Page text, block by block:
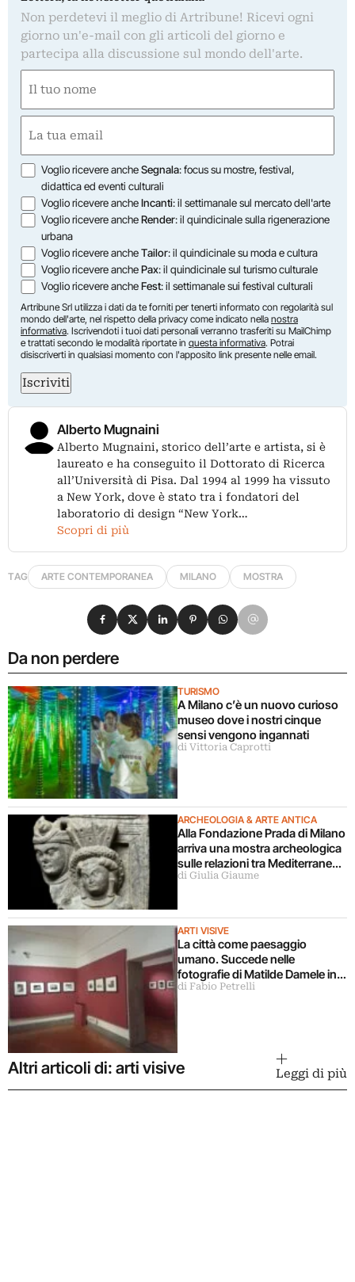
Non perdetevi il meglio di Artribune! Ricevi ogni
giorno un'e-mail con gli articoli del giorno e
partecipa alla discussione sul mondo dell'arte.
(Required)
First
(Required)
Opzioni
Voglio ricevere ancheSegnala: focus su mostre, festival,
didattica ed eventi culturali
Voglio ricevere ancheIncanti: il settimanale sul mercato dell'arte
Voglio ricevere ancheRender: il quindicinale sulla rigenerazione
urbana
Voglio ricevere ancheTailor: il quindicinale su moda e cultura
Voglio ricevere anchePax: il quindicinale sul turismo culturale
Voglio ricevere ancheFest: il settimanale sui festival culturali
Artribune Srl utilizza i dati da te forniti per tenerti informato con regolarità sul
mondo dell'arte, nel rispetto della privacy come indicato nella nostra
informativa. Iscrivendoti i tuoi dati personali verranno trasferiti su MailChimp
e trattati secondo le modalità riportate in questa informativa. Potrai
disiscriverti in qualsiasi momento con l'apposito link presente nelle email.
Iscriviti
Alberto Mugnaini
Alberto Mugnaini, storico dell’arte e artista, si è
laureato e ha conseguito il Dottorato di Ricerca
all’Università di Pisa. Dal 1994 al 1999 ha vissuto
a New York, dove è stato tra i fondatori del
laboratorio di design “New York…
Scopri di più
TAG ARTE CONTEMPORANEA MILANO MOSTRA
Da non perdere
TURISMO
A Milano c’è un nuovo curioso
museo dove i nostri cinque
sensi vengono ingannati
di Vittoria Caprotti
ARCHEOLOGIA & ARTE ANTICA
Alla Fondazione Prada di Milano
arriva una mostra archeologica
sulle relazioni tra Mediterraneo
e Asia
di Giulia Giaume
ARTI VISIVE
La città come paesaggio
umano. Succede nelle
fotografie di Matilde Damele in
mostra a Roma
di Fabio Petrelli
Condividi su Facebook
Condividi su X
Condividi su LinkedIn
Condividi su Pinterest
Condividi su WhatsApp
Condividi su Email
Altri articoli di: arti visive Leggi di più